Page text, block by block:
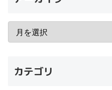
カテゴリ